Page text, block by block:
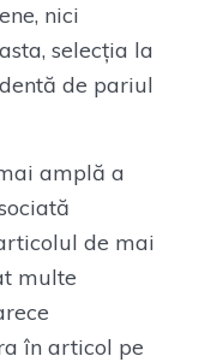
nici
selecția la
de pariul
amplă a
de mai
multe
în articol pe